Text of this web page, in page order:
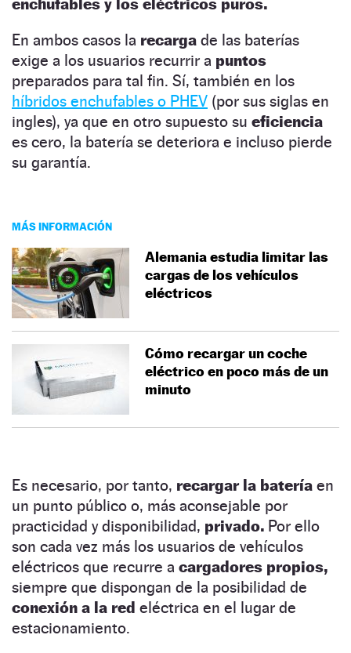
enchufables y los eléctricos puros.
En ambos casos la recarga de las baterías
exige a los usuarios recurrir a puntos
preparados para tal fin. Sí, también en los
híbridos enchufables o PHEV (por sus siglas en
ingles), ya que en otro supuesto su eficiencia
es cero, la batería se deteriora e incluso pierde
su garantía.
MÁS INFORMACIÓN
Alemania estudia limitar las
cargas de los vehículos
eléctricos
Cómo recargar un coche
eléctrico en poco más de un
minuto
Es necesario, por tanto, recargar la batería en
un punto público o, más aconsejable por
practicidad y disponibilidad, privado. Por ello
son cada vez más los usuarios de vehículos
eléctricos que recurre a cargadores propios,
siempre que dispongan de la posibilidad de
conexión a la red eléctrica en el lugar de
estacionamiento.